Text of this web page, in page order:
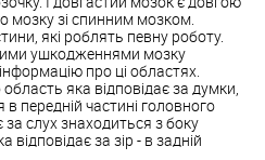
мозку зі спинним мозком.
які роблять певну роботу.
ушкодженнями мозку
про ці областях.
яка відповідає за думки,
передній частині головного
за слух знаходиться з боку
за зір - в задній